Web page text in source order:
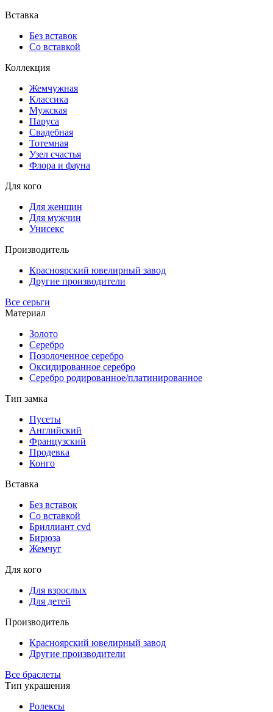
Вставка
Без вставок
Со вставкой
Коллекция
Жемчужная
Классика
Мужская
Паруса
Свадебная
Тотемная
Узел счастья
Флора и фауна
Для кого
Для женщин
Для мужчин
Унисекс
Производитель
Красноярский ювелирный завод
Другие производители
Все серьги
Материал
Золото
Серебро
Позолоченное серебро
Оксидированное серебро
Серебро родированное/платинированное
Тип замка
Пусеты
Английский
Французский
Продевка
Конго
Вставка
Без вставок
Со вставкой
Бриллиант cvd
Бирюза
Жемчуг
Для кого
Для взрослых
Для детей
Производитель
Красноярский ювелирный завод
Другие производители
Все браслеты
Тип украшения
Ролексы